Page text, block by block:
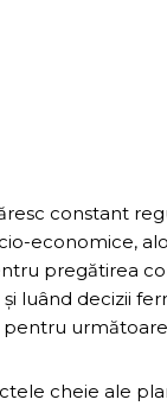
constant
economice,
pregătirea
luând decizii
cheie ale